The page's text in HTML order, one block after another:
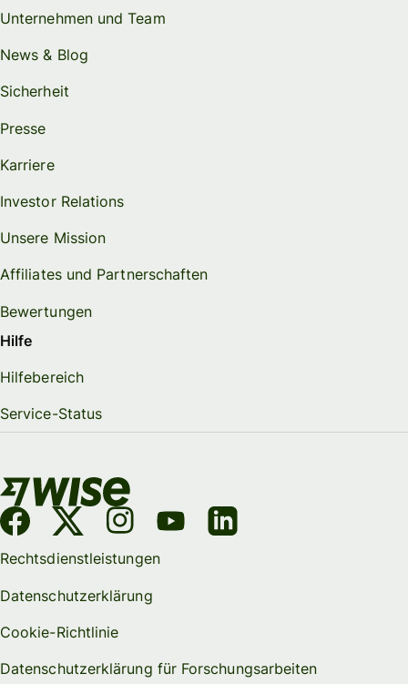
Unternehmen und Team
News & Blog
Sicherheit
Presse
Karriere
Investor Relations
Unsere Mission
Affiliates und Partnerschaften
Bewertungen
Hilfe
Hilfebereich
Service-Status
Rechtsdienstleistungen
Datenschutzerklärung
Cookie-Richtlinie
Datenschutzerklärung für Forschungsarbeiten